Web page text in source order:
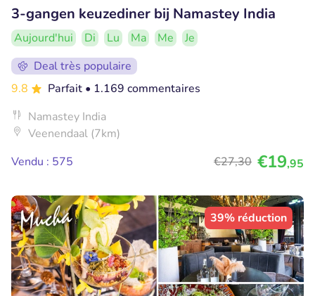
3-gangen keuzediner bij Namastey India
Aujourd'hui Di Lu Ma Me
Je
Deal très populaire
9.8
Parfait • 1.169 commentaires
Namastey India
Veenendaal (7km)
Vendu : 575
€27,30 €19,95
39% réduction